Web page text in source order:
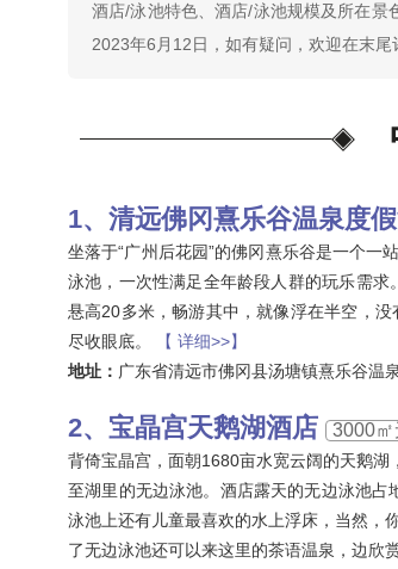
酒店/泳池特色、酒店/泳池规模及所在景
2023年6月12日，如有疑问，欢迎在末尾
清远佛冈熹乐谷温泉度
坐落于“广州后花园”的佛冈熹乐谷是一个一
泳池，一次性满足全年龄段人群的玩乐需求
悬高20多米，畅游其中，就像浮在半空，
尽收眼底。
【 详细>>】
地址： 广东省清远市佛冈县汤塘镇熹乐谷温
宝晶宫天鹅湖酒店 3000
背倚宝晶宫，面朝1680亩水宽云阔的天鹅湖
至湖里的无边泳池。酒店露天的无边泳池占
泳池上还有儿童最喜欢的水上浮床，当然，
了无边泳池还可以来这里的茶语温泉，边欣